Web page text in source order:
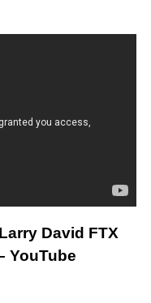
David FTX
YouTube